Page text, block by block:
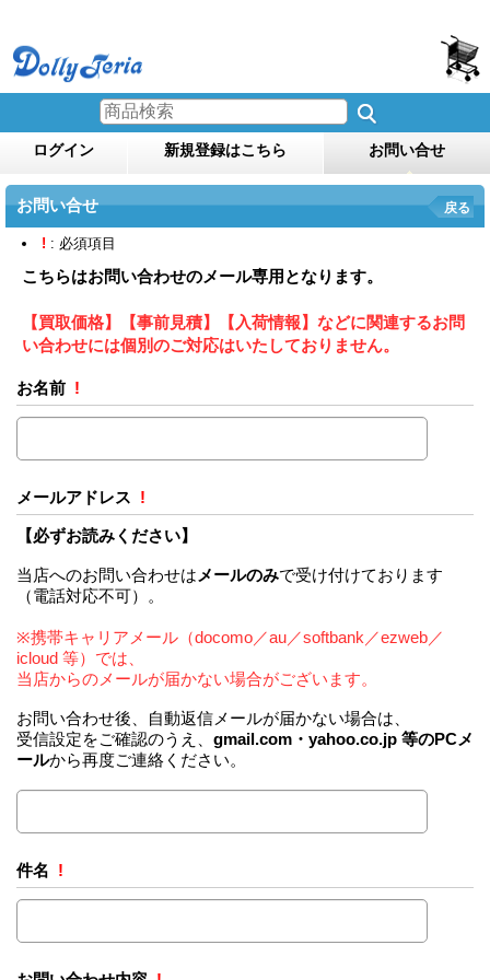
ログイン 新規登録はこちら お問い合せ
お問い合せ 戻る
! : 必須項目
こちらはお問い合わせのメール専用となります。
【買取価格】【事前見積】【入荷情報】などに関連するお問
い合わせには個別のご対応はいたしておりません。
お名前 !
メールアドレス !
【必ずお読みください】
当店へのお問い合わせは メールのみで受け付けております
（電話対応不可）。
※携帯キャリアメール（docomo／au／softbank／ezweb／
icloud 等）では、
当店からのメールが届かない場合がございます。
お問い合わせ後、自動返信メールが届かない場合は、
受信設定をご確認のうえ、 gmail.com・yahoo.co.jp 等のPCメ
ールから再度ご連絡ください。
件名 !